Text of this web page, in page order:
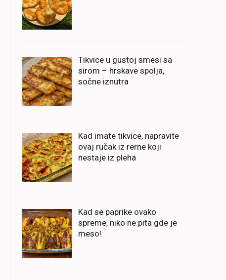
Tikvice u gustoj smesi sa
sirom – hrskave spolja,
sočne iznutra
Kad imate tikvice, napravite
ovaj ručak iz rerne koji
nestaje iz pleha
Kad se paprike ovako
spreme, niko ne pita gde je
meso!